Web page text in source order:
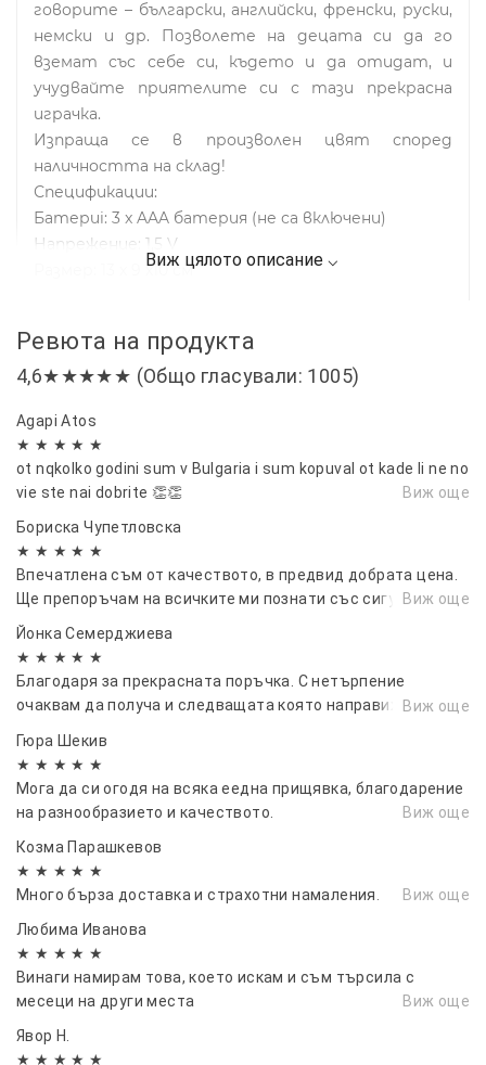
говорите – български, английски, френски, руски,
немски и др. Позволете на децата си да го
вземат със себе си, където и да отидат, и
учудвайте приятелите си с тази прекрасна
играчка.
Изпраща се в произволен цвят според
наличността на склад!
Спецификации:
Батериi: 3 x AAA батерия (не са включени)
Напрежение: 1,5 V
Размер: 13 х 9 х10 см
Ревюта на продукта
4,6★★★★★ (Общо гласували: 1005)
Agapi Atos
★ ★ ★ ★ ★
ot nqkolko godini sum v Bulgaria i sum kopuval ot kade li ne no
vie ste nai dobrite 👏👏
Виж още
Бориска Чупетловска
★ ★ ★ ★ ★
Впечатлена съм от качеството, в предвид добрата цена.
Ще препоръчам на всичките ми познати със сигурност!
Виж още
Йонка Семерджиева
★ ★ ★ ★ ★
Благодаря за прекрасната поръчка. С нетърпение
очаквам да получа и следващата която направих преди
Виж още
Гюра Шекив
★ ★ ★ ★ ★
Мога да си огодя на всяка еедна прищявка, благодарение
на разнообразието и качеството.
Виж още
Козма Парашкевов
★ ★ ★ ★ ★
Много бърза доставка и страхотни намаления.
Виж още
Любима Иванова
★ ★ ★ ★ ★
Винаги намирам това, което искам и съм търсила с
месеци на други места
Виж още
Явор Н.
★ ★ ★ ★ ★